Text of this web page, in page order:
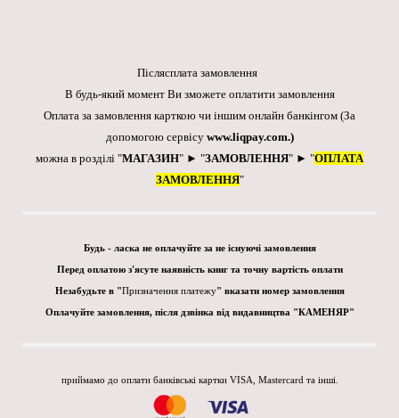
Післясплата замовлення
В будь-який момент Ви зможете оплатити замовлення
Оплата за замовлення карткою чи іншим онлайн банкінгом (За
допомогою сервісу www.liqpay.com.)
можна в розділі "МАГАЗИН" ► "ЗАМОВЛЕННЯ" ► "ОПЛАТА
ЗАМОВЛЕННЯ"
Будь - ласка не оплачуйте за не існуючі замовлення
Перед оплатою з'ясуте наявність книг та точну вартість оплати
Незабудьте в "Призначення платежу" вказати номер замовлення
Оплачуйте замовлення, після дзвінка від видавництва "КАМЕНЯР"
приймамо до оплати банківські картки VISA, Mastercard та інші.